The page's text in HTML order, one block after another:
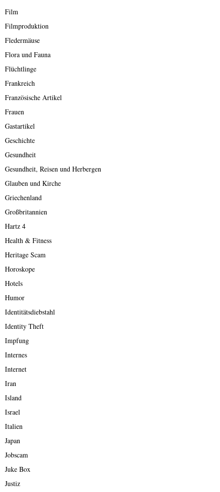
Film
Filmproduktion
Fledermäuse
Flora und Fauna
Flüchtlinge
Frankreich
Französische Artikel
Frauen
Gastartikel
Geschichte
Gesundheit
Gesundheit, Reisen und Herbergen
Glauben und Kirche
Griechenland
Großbritannien
Hartz 4
Health & Fitness
Heritage Scam
Horoskope
Hotels
Humor
Identitätsdiebstahl
Identity Theft
Impfung
Internes
Internet
Iran
Island
Israel
Italien
Japan
Jobscam
Juke Box
Justiz